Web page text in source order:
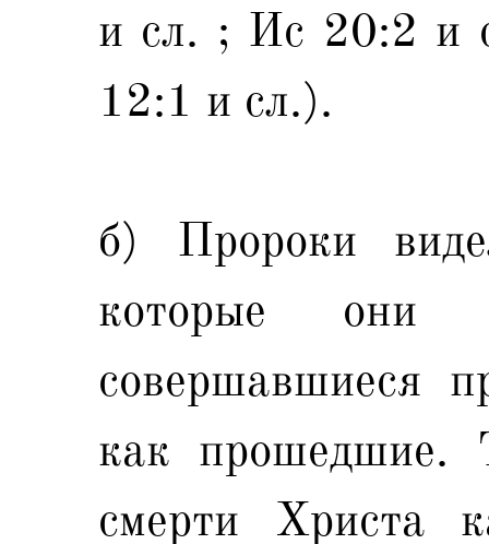
и сл. ; Ис 20:2 и
12:1 и сл.).
б) Пророки
которые они
совершавшиеся
как прошедшие.
смерти Христа